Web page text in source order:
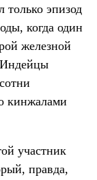
эпизод
когда один
железной
Индейцы
кинжалами
участник
правда,